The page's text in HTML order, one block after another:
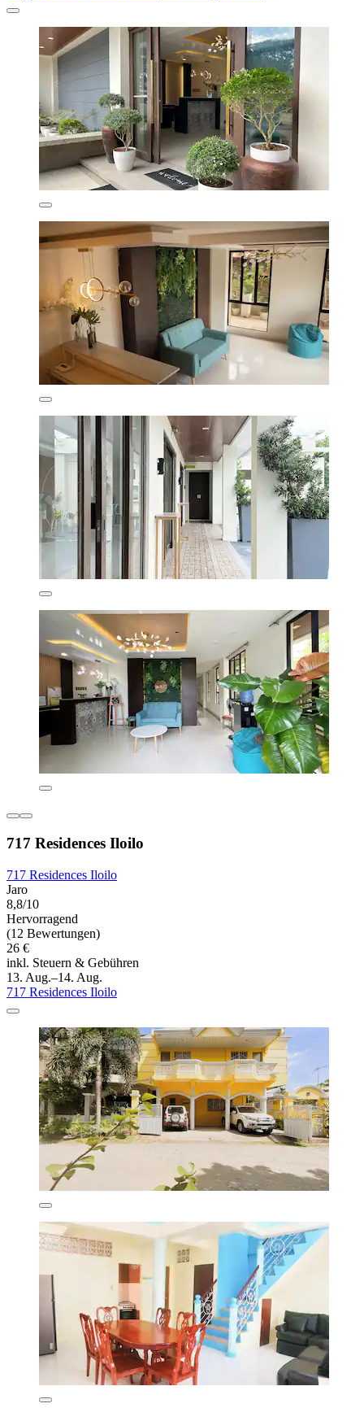
717 Residences Iloilo
717 Residences Iloilo
Jaro
8,8/10
Hervorragend
(12 Bewertungen)
26 €
inkl. Steuern & Gebühren
13. Aug.–14. Aug.
717 Residences Iloilo